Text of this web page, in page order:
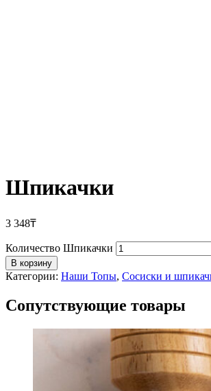
Шпикачки
3 348₸
Количество Шпикачки
В корзину
Категории: Наши Топы, Сосиски и
Сопутствующие товары